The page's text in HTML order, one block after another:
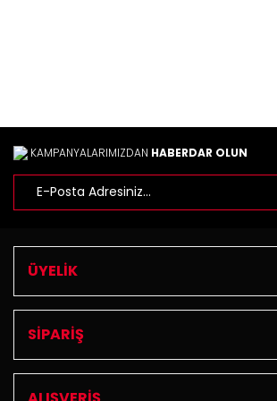
KAMPANYALARIMIZDAN HABERDAR OLUN
ÜYELİK
SİPARİŞ